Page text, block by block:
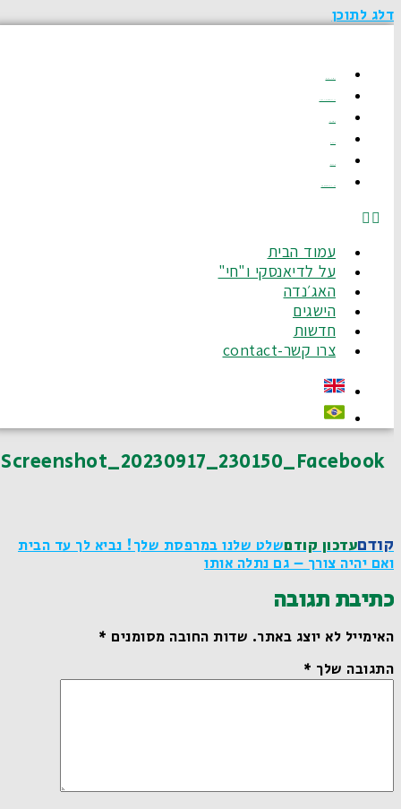
דלג לתוכן
עמוד הבית
על לדיאנסקי ו"חי"
האג׳נדה
הישגים
חדשות
צרו קשר-contact
Screenshot_20230917_230150_Facebook
קודםעדכון קודםשלט שלנו במרפסת שלך! נביא לך עד הבית
ואם יהיה צורך – גם נתלה אותו
כתיבת תגובה
האימייל לא יוצג באתר.שדות החובה מסומנים*
התגובה שלך*